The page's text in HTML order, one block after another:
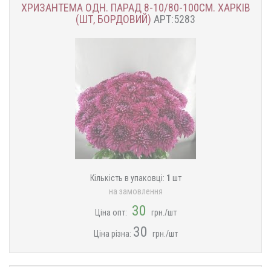
ХРИЗАНТЕМА ОДН. ПАРАД 8-10/80-100СМ. ХАРКІВ
(ШТ, БОРДОВИЙ) АРТ:5283
Кількість в упаковці: 1 шт
на замовлення
Ціна опт: 30 грн./шт
Ціна різна: 30 грн./шт